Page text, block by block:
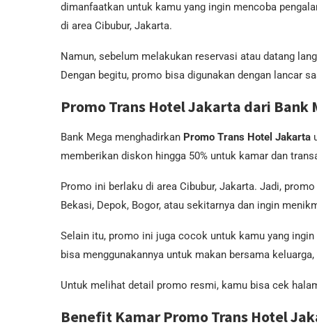
dimanfaatkan untuk kamu yang ingin mencoba
di area Cibubur, Jakarta.
Namun, sebelum melakukan reservasi atau datang
Dengan begitu, promo bisa digunakan dengan lancar
Promo Trans Hotel Jakarta dari Bank
Bank Mega menghadirkan Promo Trans Hotel Jakarta
memberikan diskon hingga 50% untuk kamar dan
Promo ini berlaku di area Cibubur, Jakarta. Jadi,
Bekasi, Depok, Bogor, atau sekitarnya dan ingin
Selain itu, promo ini juga cocok untuk kamu yang
bisa menggunakannya untuk makan bersama
Untuk melihat detail promo resmi, kamu bisa cek
Benefit Kamar Promo Trans Hotel